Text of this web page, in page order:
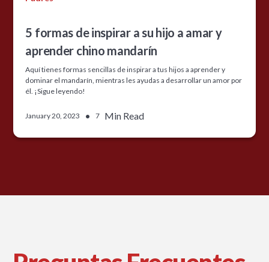
5 formas de inspirar a su hijo a amar y
aprender chino mandarín
Aquí tienes formas sencillas de inspirar a tus hijos a aprender y
dominar el mandarín, mientras les ayudas a desarrollar un amor por
él. ¡Sigue leyendo!
January 20, 2023 • 7 Min Read